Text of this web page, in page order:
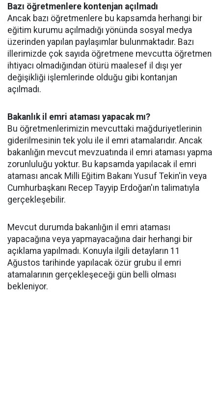
Bazı öğretmenlere kontenjan açılmadı
Ancak bazı öğretmenlere bu kapsamda herhangi bir
eğitim kurumu açılmadığı yönünda sosyal medya
üzerinden yapılan paylaşımlar bulunmaktadır. Bazı
illerimizde çok sayıda öğretmene mevcutta öğretmen
ihtiyacı olmadığından ötürü maalesef il dışı yer
değişikliği işlemlerinde olduğu gibi kontanjan
açılmadı.
Bakanlık il emri ataması yapacak mı?
Bu öğretmenlerimizin mevcuttaki mağduriyetlerinin
giderilmesinin tek yolu ile il emri atamalarıdır. Ancak
bakanlığın mevcut mevzuatında il emri ataması yapma
zorunluluğu yoktur. Bu kapsamda yapılacak il emri
ataması ancak Milli Eğitim Bakanı Yusuf Tekin'in veya
Cumhurbaşkanı Recep Tayyip Erdoğan'ın talimatıyla
gerçekleşebilir.
Mevcut durumda bakanlığın il emri ataması
yapacağına veya yapmayacağına dair herhangi bir
açıklama yapılmadı. Konuyla ilgili detayların 11
Ağustos tarihinde yapılacak özür grubu il emri
atamalarının gerçekleşeceği gün belli olması
bekleniyor.